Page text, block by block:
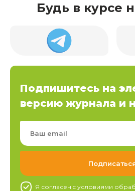
Будь в курсе
Подпишитесь на
версию журнала и
Я согласен c условиями